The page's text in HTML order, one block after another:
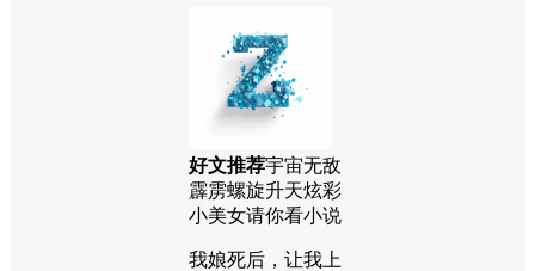
好文推荐宇宙无敌
霹雳螺旋升天炫彩
小美女请你看小说
我娘死后，让我上